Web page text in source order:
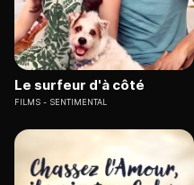
Le surfeur d'à côté
FILMS SENTIMENTAL